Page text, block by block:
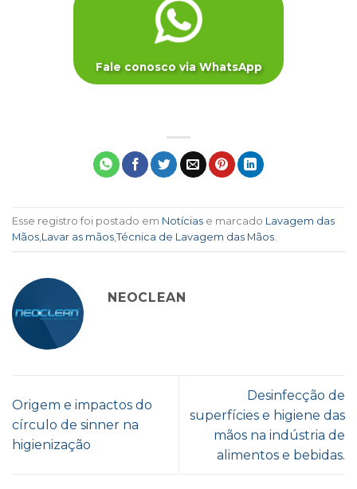
Fale conosco via WhatsApp
Esse registro foi postado em Notícias e marcado Lavagem das
Mãos Lavar as mãos Técnica de Lavagem das Mãos
NEOCLEAN
Origem e impactos do
círculo de sinner na
higienização
Desinfecção de
superfícies e higiene das
mãos na indústria de
alimentos e bebidas.